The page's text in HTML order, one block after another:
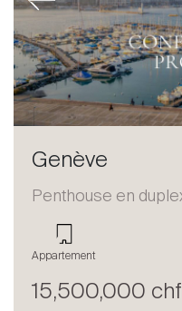
Previous
Genève
Appartement
15,500,000 chf